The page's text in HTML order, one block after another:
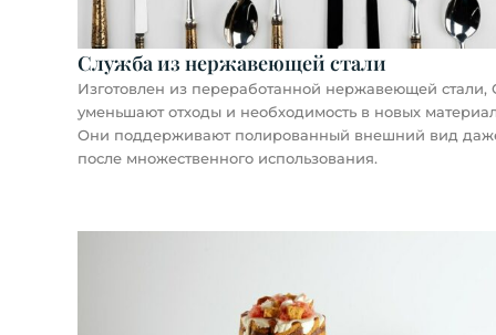
Служба из нержавеющей стали
Изготовлен из переработанной нержавеющей стали,
уменьшают отходы и необходимость в новых
Они поддерживают полированный внешний вид
после множественного использования.